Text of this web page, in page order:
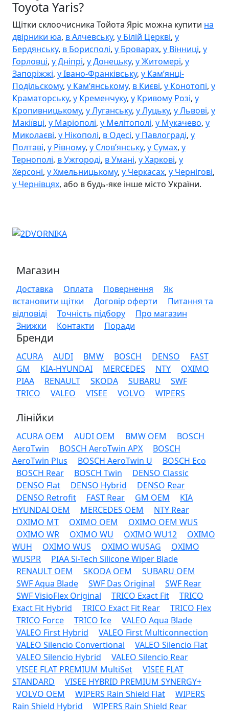
Toyota Yaris?
Щітки склоочисника Тойота Яріс можна купити на
двірники юа, в Алчевську, у Білій Церкві, у
Бердянську, в Борисполі, у Броварах, у Вінниці, у
Горловці, у Дніпрі, у Донецьку, у Житомері, у
Запоріжжі, у Івано-Франківську, у Камʼянці-
Подільскому, у Камʼянському, в Києві, у Конотопі, у
Краматорську, у Кременчуку, у Кривому Розі, у
Кропивницькому, у Луганську, у Луцьку, у Львові, у
Макіївці, у Маріополі, у Мелітополі, у Мукачево, у
Миколаєві, у Нікополі, в Одесі, у Павлограді, у
Полтаві, у Рівному, у Словʼянську, у Сумах, у
Тернополі, в Ужгороді, в Умані, у Харкові, у
Херсоні, у Хмельницькому, у Черкасах, у Чернігові,
у Чернівцях, або в будь-яке інше місто України.
Магазин
Доставка Оплата Повернення
Як
встановити щітки
Договір оферти
Питання та
відповіді
Точність підбору
Про магазин
Знижки
Контакти Поради
Бренди
ACURA AUDI BMW BOSCH DENSO
FAST
GM
KIA-HYUNDAI MERCEDES NTY
OXIMO
PIAA
RENAULT SKODA SUBARU
SWF
TRICO
VALEO VISEE VOLVO WIPERS
Лінійки
ACURA OEM AUDI OEM BMW OEM
BOSCH
AeroTwin
BOSCH AeroTwin APX
BOSCH
AeroTwin Plus
BOSCH AeroTwin U
BOSCH Eco
BOSCH Rear
BOSCH Twin
DENSO Classic
DENSO Flat
DENSO Hybrid
DENSO Rear
DENSO Retrofit
FAST Rear GM OEM
KIA
HYUNDAI OEM
MERCEDES OEM
NTY Rear
OXIMO MT
OXIMO OEM
OXIMO OEM WUS
OXIMO WR
OXIMO WU OXIMO WU12
OXIMO
WUH
OXIMO WUS OXIMO WUSAG
OXIMO
WUSPR
PIAA Si-Tech Silicone Wiper Blade
RENAULT OEM
SKODA OEM
SUBARU OEM
SWF Aqua Blade
SWF Das Original
SWF Rear
SWF VisioFlex Original
TRICO Exact Fit
TRICO
Exact Fit Hybrid
TRICO Exact Fit Rear
TRICO Flex
TRICO Force
TRICO Ice
VALEO Aqua Blade
VALEO First Hybrid
VALEO First Multiconnection
VALEO Silencio Convertional
VALEO Silencio Flat
VALEO Silencio Hybrid
VALEO Silencio Rear
VISEE FLAT PREMIUM MultiSet
VISEE FLAT
STANDARD
VISEE HYBRID PREMIUM SYNERGY+
VOLVO OEM
WIPERS Rain Shield Flat
WIPERS
Rain Shield Hybrid
WIPERS Rain Shield Rear